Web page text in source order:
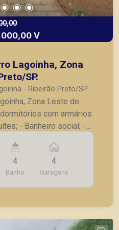
V
Lagoinha, Zona
SP.
- Ribeirão Preto/SP
Zona Leste de
- Banheiro social; -
- Cozinha/ Copa
- Ampla varanda nos
e piscina; -
fundos; - Quintal amplo
- Vaga para 04
sua imobiliária em
4
Banho
4
Garagens